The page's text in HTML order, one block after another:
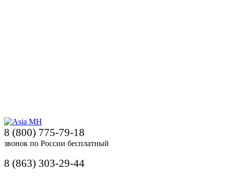
8 (800) 775-79-18
звонок по России бесплатный
8 (863) 303-29-44